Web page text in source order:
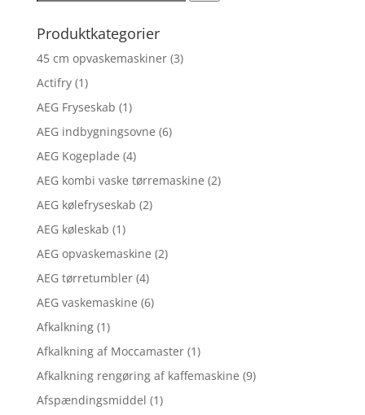
Produktkategorier
45 cm opvaskemaskiner (3)
Actifry (1)
AEG Fryseskab (1)
AEG indbygningsovne (6)
AEG Kogeplade (4)
AEG kombi vaske tørremaskine (2)
AEG kølefryseskab (2)
AEG køleskab (1)
AEG opvaskemaskine (2)
AEG tørretumbler (4)
AEG vaskemaskine (6)
Afkalkning (1)
Afkalkning af Moccamaster (1)
Afkalkning rengøring af kaffemaskine (9)
Afspændingsmiddel (1)